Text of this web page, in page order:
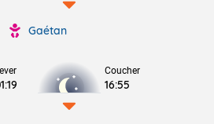
Gaétan
Coucher
16:55